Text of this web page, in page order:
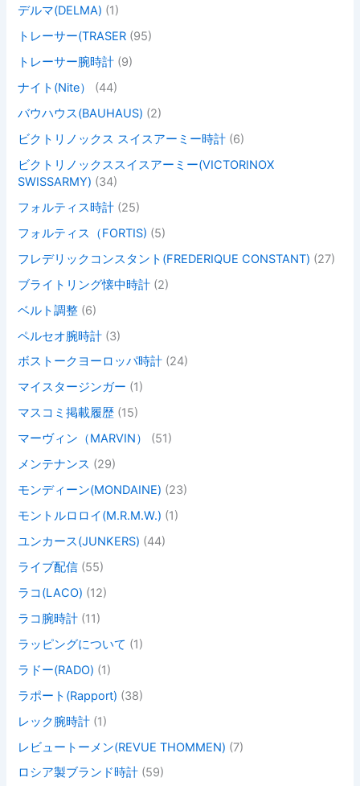
デルマ(DELMA) (1)
トレーサー(TRASER (95)
トレーサー腕時計 (9)
ナイト(Nite）
(44)
バウハウス(BAUHAUS) (2)
ビクトリノックス スイスアーミー時計 (6)
ビクトリノックススイスアーミー(VICTORINOX
SWISSARMY) (34)
フォルティス時計 (25)
フォルティス（FORTIS) (5)
フレデリックコンスタント(FREDERIQUE CONSTANT) (27)
ブライトリング懐中時計 (2)
ベルト調整 (6)
ペルセオ腕時計 (3)
ボストークヨーロッパ時計 (24)
マイスタージンガー (1)
マスコミ掲載履歴 (15)
マーヴィン（MARVIN）
(51)
メンテナンス (29)
モンディーン(MONDAINE) (23)
モントルロロイ(M.R.M.W.) (1)
ユンカース(JUNKERS) (44)
ライブ配信 (55)
ラコ(LACO) (12)
ラコ腕時計 (11)
ラッピングについて (1)
ラドー(RADO) (1)
ラポート(Rapport) (38)
レック腕時計 (1)
レビュートーメン(REVUE THOMMEN) (7)
ロシア製ブランド時計 (59)